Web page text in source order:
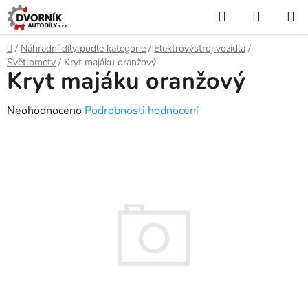
Přejít
na
obsah
Hledat
KOŠÍK
Domů
/ Náhradní díly podle kategorie / Elektrovýstroj vozidla /
Světlomety / Kryt majáku oranžový
Kryt majáku oranžový
Průměrné
Neohodnoceno Podrobnosti hodnocení